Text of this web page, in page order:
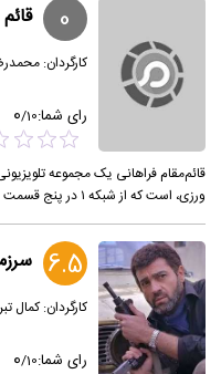
0
کارگردان:
رای شما: 0/10
ورزی، است که از شبکه ۱ در پنج قسمت پخش شد.
6.5
کارگردان:کمال
رای شما: 0/10